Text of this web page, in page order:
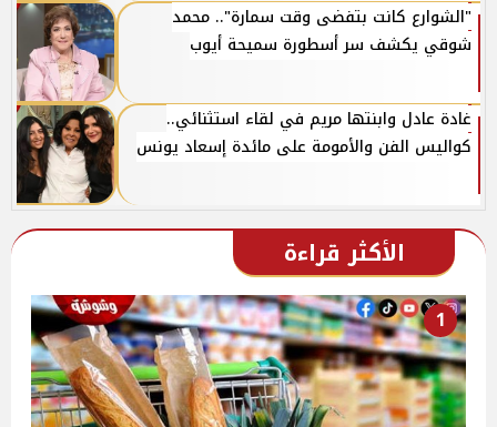
"الشوارع كانت بتفضى وقت سمارة".. محمد
شوقي يكشف سر أسطورة سميحة أيوب
غادة عادل وابنتها مريم في لقاء استثنائي..
كواليس الفن والأمومة على مائدة إسعاد يونس
الأكثر قراءة
1